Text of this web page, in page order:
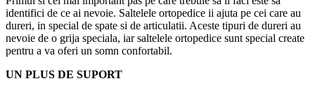
identifici de ce ai nevoie. Saltelele ortopedice ii ajuta pe cei care au
dureri, in special de spate si de articulatii. Aceste tipuri de dureri au
nevoie de o grija speciala, iar saltelele ortopedice sunt special create
pentru a va oferi un somn confortabil.
UN PLUS DE SUPORT